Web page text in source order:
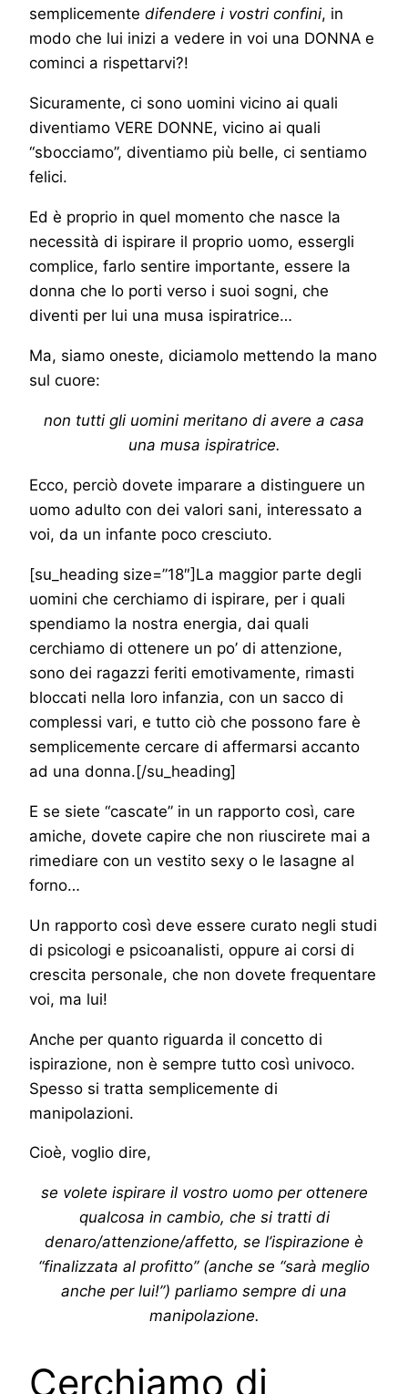
semplicemente difendere i vostri confini, in
modo che lui inizi a vedere in voi una DONNA e
cominci a rispettarvi?!
Sicuramente, ci sono uomini vicino ai quali
diventiamo VERE DONNE, vicino ai quali
“sbocciamo”, diventiamo più belle, ci sentiamo
felici.
Ed è proprio in quel momento che nasce la
necessità di ispirare il proprio uomo, essergli
complice, farlo sentire importante, essere la
donna che lo porti verso i suoi sogni, che
diventi per lui una musa ispiratrice…
Ma, siamo oneste, diciamolo mettendo la mano
sul cuore:
non tutti gli uomini meritano di avere a casa
una musa ispiratrice.
Ecco, perciò dovete imparare a distinguere un
uomo adulto con dei valori sani, interessato a
voi, da un infante poco cresciuto.
[su_heading size=”18″]La maggior parte degli
uomini che cerchiamo di ispirare, per i quali
spendiamo la nostra energia, dai quali
cerchiamo di ottenere un po’ di attenzione,
sono dei ragazzi feriti emotivamente, rimasti
bloccati nella loro infanzia, con un sacco di
complessi vari, e tutto ciò che possono fare è
semplicemente cercare di affermarsi accanto
ad una donna.[/su_heading]
E se siete “cascate” in un rapporto così, care
amiche, dovete capire che non riuscirete mai a
rimediare con un vestito sexy o le lasagne al
forno…
Un rapporto così deve essere curato negli studi
di psicologi e psicoanalisti, oppure ai corsi di
crescita personale, che non dovete frequentare
voi, ma lui!
Anche per quanto riguarda il concetto di
ispirazione, non è sempre tutto così univoco.
Spesso si tratta semplicemente di
manipolazioni.
Cioè, voglio dire,
se volete ispirare il vostro uomo per ottenere
qualcosa in cambio, che si tratti di
denaro/attenzione/affetto, se l’ispirazione è
“finalizzata al profitto” (anche se “sarà meglio
anche per lui!”) parliamo sempre di una
manipolazione.
Cerchiamo di